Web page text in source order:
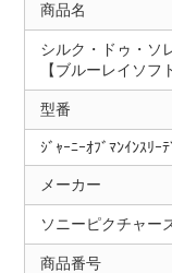
商品名
シルク・ドゥ・ソ
【ブルーレイソフ
型番
ｼﾞｬｰﾆｰｵﾌﾞﾏﾝｲﾝｽﾘｰ
メーカー
ソニーピクチャー
商品番号